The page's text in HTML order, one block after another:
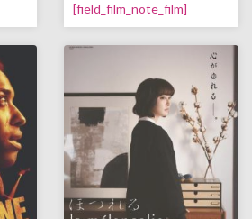
[field_film_note_film]